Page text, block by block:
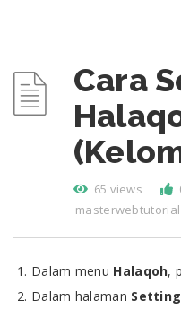
Cara
65 views
masterwebtutorial
Dalam menu Halaqoh,
Dalam halaman